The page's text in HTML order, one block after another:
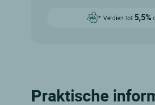
Verdien tot 5,5%
Praktische